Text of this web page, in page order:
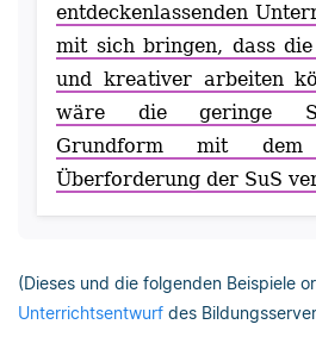
entdeckenlassenden
mit sich bringen, dass
und kreativer arbeiten
wäre die geringe
Grundform mit
Überforderung der SuS
(Dieses und die folgenden Beispiele
Unterrichtsentwurf des